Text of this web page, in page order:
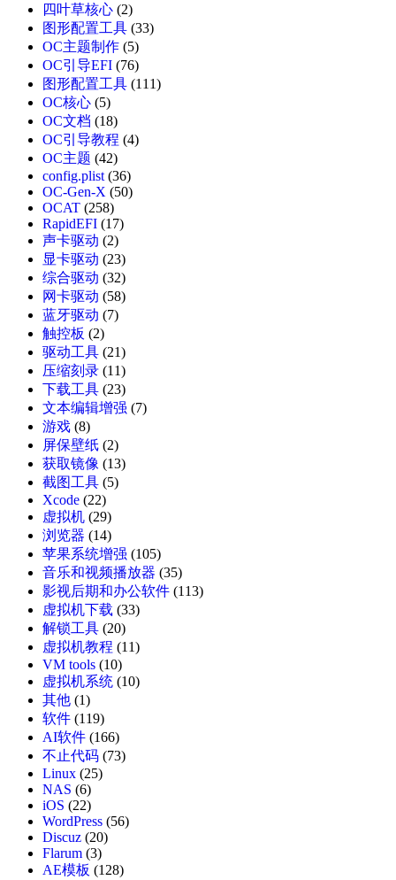
四叶草核心 (2)
图形配置工具 (33)
OC主题制作 (5)
OC引导EFI (76)
图形配置工具 (111)
OC核心 (5)
OC文档 (18)
OC引导教程 (4)
OC主题 (42)
config.plist(36)
OC-Gen-X (50)
OCAT (258)
RapidEFI (17)
声卡驱动 (2)
显卡驱动 (23)
综合驱动 (32)
网卡驱动 (58)
蓝牙驱动 (7)
触控板 (2)
驱动工具 (21)
压缩刻录 (11)
下载工具 (23)
文本编辑增强 (7)
游戏 (8)
屏保壁纸 (2)
获取镜像 (13)
截图工具 (5)
Xcode (22)
虚拟机 (29)
浏览器 (14)
苹果系统增强 (105)
音乐和视频播放器 (35)
影视后期和办公软件 (113)
虚拟机下载 (33)
解锁工具 (20)
虚拟机教程 (11)
VM tools (10)
虚拟机系统 (10)
其他 (1)
软件 (119)
AI软件 (166)
不止代码 (73)
Linux (25)
NAS (6)
iOS (22)
WordPress (56)
Discuz (20)
Flarum (3)
AE模板 (128)